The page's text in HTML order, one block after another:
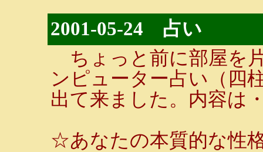
2001-05-24 占い
ちょっと前に部屋を
ンピューター占い（四
出て来ました。内容は
☆あなたの本質的な性